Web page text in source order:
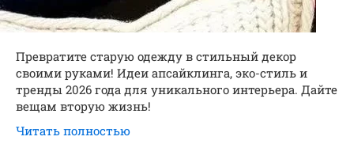
Превратите старую одежду в стильный декор
своими руками! Идеи апсайклинга, эко-стиль и
тренды 2026 года для уникального интерьера. Дайте
вещам вторую жизнь!
Читать полностью